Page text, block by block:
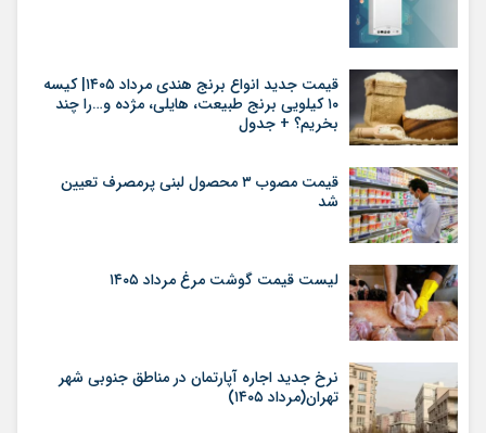
قیمت جدید انواع برنج هندی مرداد ۱۴۰۵| کیسه
۱۰ کیلویی برنج طبیعت، هایلی، مژده و…را چند
بخریم؟ + جدول
قیمت مصوب ۳ محصول لبنی پرمصرف تعیین
شد
لیست قیمت گوشت مرغ مرداد ۱۴۰۵
نرخ جدید اجاره آپارتمان در مناطق جنوبی شهر
تهران(مرداد ۱۴۰۵)